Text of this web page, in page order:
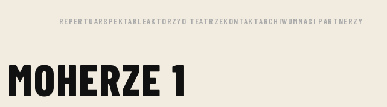
REPERTUARSPEKTAKLEAKTORZYO TEATRZEKONTAKTARCHIWUMNASI PARTNERZY
1